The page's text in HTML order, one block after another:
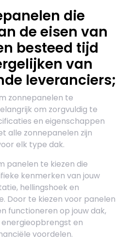
die
de eisen van
besteed tijd
van
leveranciers;
zonnepanelen te
om zorgvuldig te
en eigenschappen
alle zonnepanelen zijn
elk type dak.
panelen te kiezen die
kenmerken van jouw
hellingshoek en
Door te kiezen voor panelen
functioneren op jouw dak,
en
voordelen.